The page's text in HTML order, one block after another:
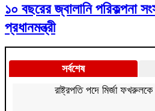
১০ বছরের জ্বালানি পরিকল্পনা
প্রধানমন্ত্রী
সর্বশেষ
রাষ্ট্রপতি পদে মির্জা